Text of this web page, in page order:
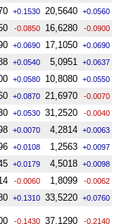
+0.1530 20,5640 +0.0560
-0.0850 16,6280 -0.0900
+0.0690 17,1050 +0.0690
+0.0540 5,0951 +0.0637
+0.0580 10,8080 +0.0550
+0.0870 21,6970 -0.0070
+0.0530 31,2520 -0.0040
+0.0070 4,2814 +0.0063
+0.0108 1,2563 +0.0097
+0.0179 4,5018 +0.0098
-0.0060 1,8099 -0.0062
+0.1310 33,5220 +0.0760
-0.1430 37,1290 -0.2140